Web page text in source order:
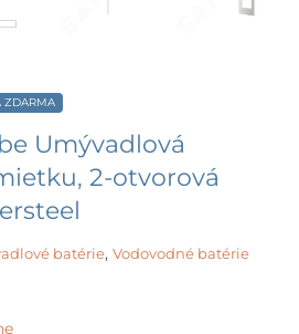
ZDARMA
Umývadlová
2-otvorová
batérie, Vodovodné batérie